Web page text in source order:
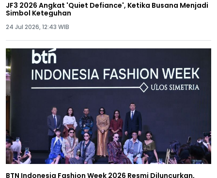
JF3 2026 Angkat 'Quiet Defiance', Ketika Busana Menjadi
Simbol Keteguhan
24 Jul 2026, 12:43 WIB
BTN Indonesia Fashion Week 2026 Resmi Diluncurkan,